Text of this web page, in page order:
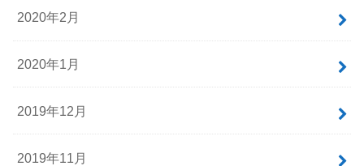
2020年2月
2020年1月
2019年12月
2019年11月